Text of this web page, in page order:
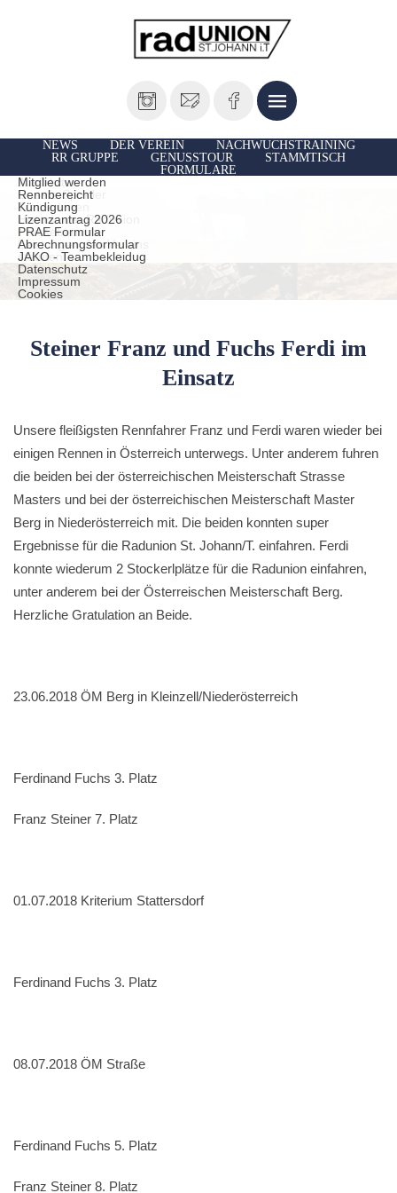
NEWS DER VEREIN
Vorstand
Unsere Sportler
TrainerInnen
Historie der Radunion
Presseberichte
Leistungen des Vereins
statuten
Datenschutz
Impressum
Cookies
NACHWUCHSTRAINING
RR GRUPPE
Ausfahrten
GENUSSTOUR
STAMMTISCH
FORMULARE
Mitglied werden
Rennbereicht
Kündigung
Lizenzantrag 2026
PRAE Formular
Abrechnungsformular
JAKO - Teambekleidug
Steiner Franz und Fuchs Ferdi im
Einsatz
Unsere fleißigsten Rennfahrer Franz und Ferdi waren wieder bei
einigen Rennen in Österreich unterwegs. Unter anderem fuhren
die beiden bei der österreichischen Meisterschaft Strasse
Masters und bei der österreichischen Meisterschaft Master
Berg in Niederösterreich mit. Die beiden konnten super
Ergebnisse für die Radunion St. Johann/T. einfahren. Ferdi
konnte wiederum 2 Stockerlplätze für die Radunion einfahren,
unter anderem bei der Österreischen Meisterschaft Berg.
Herzliche Gratulation an Beide.
23.06.2018 ÖM Berg in Kleinzell/Niederösterreich
Ferdinand Fuchs 3. Platz
Franz Steiner 7. Platz
01.07.2018 Kriterium Stattersdorf
Ferdinand Fuchs 3. Platz
08.07.2018 ÖM Straße
Ferdinand Fuchs 5. Platz
Franz Steiner 8. Platz